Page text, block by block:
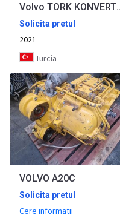
Volvo TORK KONVERTÖR
Solicita pretul
2021
Turcia
VOLVO A20C
Solicita pretul
Cere informatii